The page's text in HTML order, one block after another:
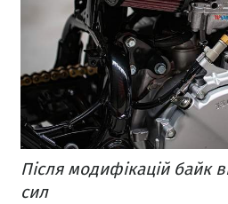
Після модифікацій байк
сил